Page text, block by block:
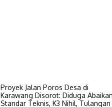
Proyek Jalan Poros Desa di
Karawang Disorot: Diduga Abaikan
Standar Teknis, K3 Nihil, Tulangan